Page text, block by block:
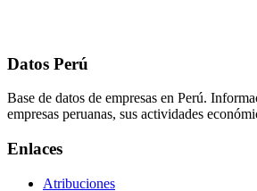
Datos Perú
Base de datos de empresas en Perú.
empresas peruanas, sus actividades
Enlaces
Atribuciones